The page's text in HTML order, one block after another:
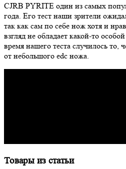
CJRB PYRITE один из самых
года. Его тест наши зрители
так как сам по себе нож хотя и
взгляд не обладает какой-то
время нашего теста случилось то,
от небольшого edc ножа.
Товары из статьи